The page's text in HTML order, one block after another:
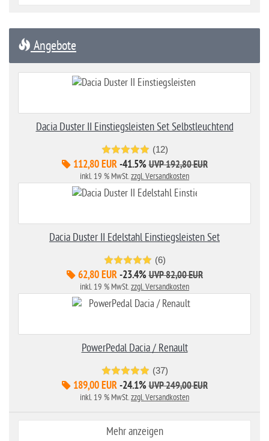
Angebote
Dacia Duster II Einstiegsleisten Set Selbstleuchtend
(12)
112,80 EUR -41.5% UVP 192,80 EUR
inkl. 19 % MwSt.zzgl. Versandkosten
Dacia Duster II Edelstahl Einstiegsleisten Set
(6)
62,80 EUR -23.4% UVP 82,00 EUR
inkl. 19 % MwSt.zzgl. Versandkosten
PowerPedal Dacia / Renault
(37)
189,00 EUR -24.1% UVP 249,00 EUR
inkl. 19 % MwSt.zzgl. Versandkosten
Mehr anzeigen